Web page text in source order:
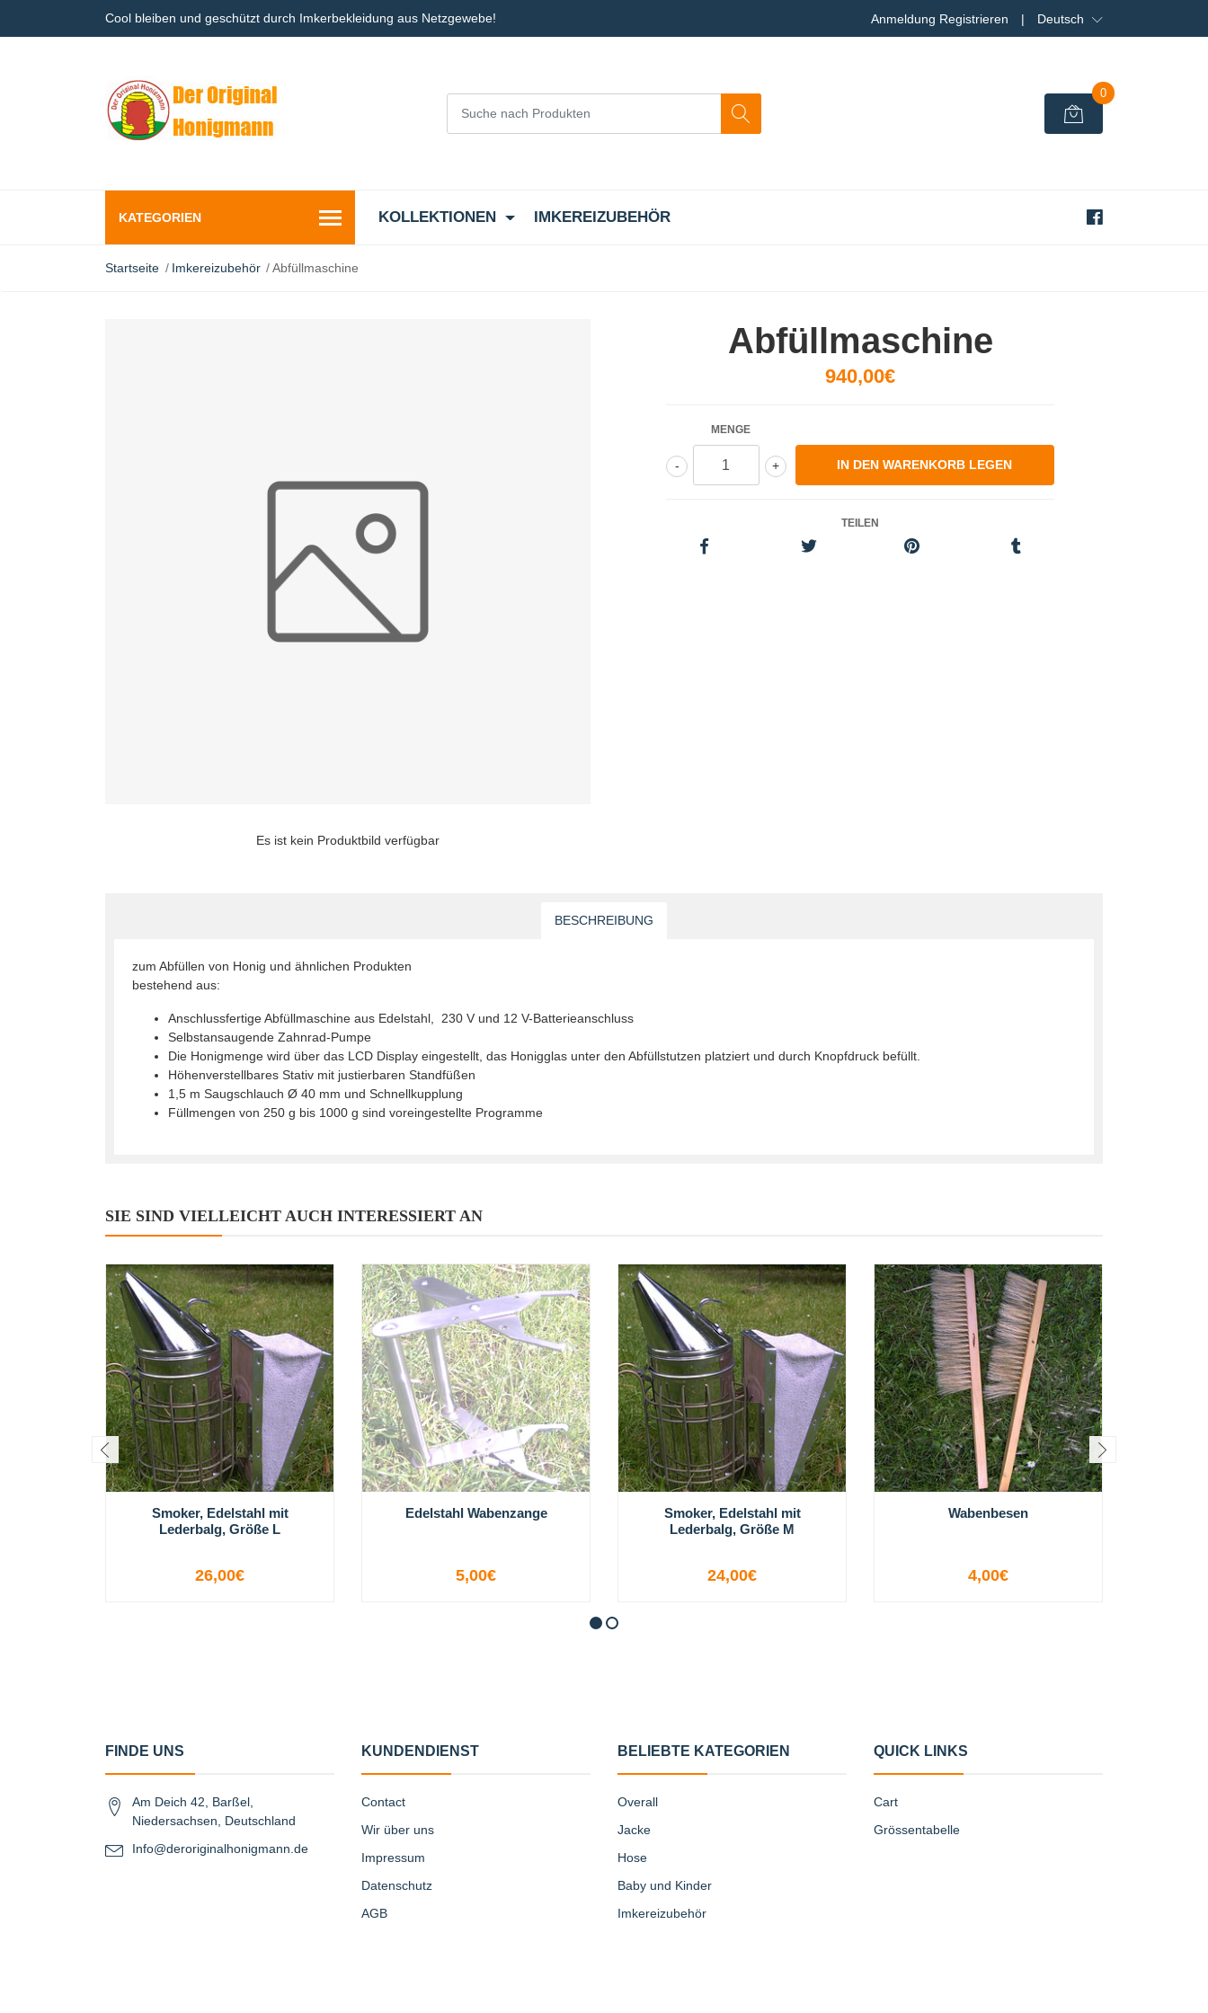
Cool bleiben und geschützt durch Imkerbekleidung aus Netzgewebe! Anmeldung Registrieren | Deutsch
0
KATEGORIEN KOLLEKTIONEN IMKEREIZUBEHÖR
Startseite Imkereizubehör Abfüllmaschine
Es ist kein Produktbild verfügbar
Abfüllmaschine
940,00€
MENGE
+
-
TEILEN
BESCHREIBUNG
zum Abfüllen von Honig und ähnlichen Produkten
bestehend aus:
Anschlussfertige Abfüllmaschine aus Edelstahl, 230 V und 12 V-Batterieanschluss
Selbstansaugende Zahnrad-Pumpe
Die Honigmenge wird über das LCD Display eingestellt, das Honigglas unter den Abfüllstutzen platziert und durch Knopfdruck befüllt.
Höhenverstellbares Stativ mit justierbaren Standfüßen
1,5 m Saugschlauch Ø 40 mm und Schnellkupplung
Füllmengen von 250 g bis 1000 g sind voreingestellte Programme
SIE SIND VIELLEICHT AUCH INTERESSIERT AN
Smoker, Edelstahl mit
Lederbalg, Größe L
+
26,00€
Edelstahl Wabenzange
NICHT VERFÜGBAR
5,00€
Smoker, Edelstahl mit
Lederbalg, Größe M
+
24,00€
Wabenbesen
+
4,00€
FINDE UNS
Am Deich 42, Barßel,
Niedersachsen, Deutschland
Info@deroriginalhonigmann.de
KUNDENDIENST
Contact
Wir über uns
Impressum
Datenschutz
AGB
BELIEBTE KATEGORIEN
Overall
Jacke
Hose
Baby und Kinder
Imkereizubehör
QUICK LINKS
Cart
Grössentabelle